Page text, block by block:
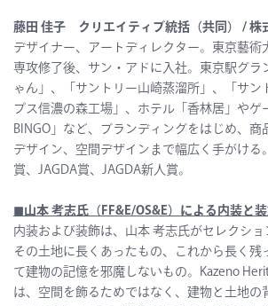
藤田 佳子 クリエイティブ統括（共同） / 株
デザイナー、アートディレクター。東京藝術
専攻修了後、サン・アドに入社。東京駅グラ
ゃん」、「サントリー山崎蒸溜所」、「サン
プス信濃の森工場」、ホテル「香林居」やゲ
BINGO」など、ブランディングをはじめ、商
デザイン、空間デザインまで幅広く手がける
賞、JAGDA賞、JAGDA新人賞。
◼︎山本 考志氏（FF&E/OS&E）による内装と
内装および装飾は、山本 考志氏がセレクショ
その土地に長くあったもの、これから長く残
て建物の記憶を邪魔しないもの。Kazeno
は、空間を飾るためではなく、建物と土地の